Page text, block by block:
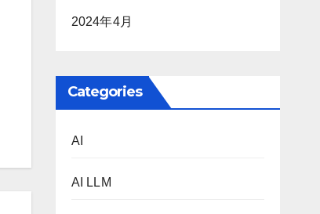
2024年4月
Categories
AI
AI LLM